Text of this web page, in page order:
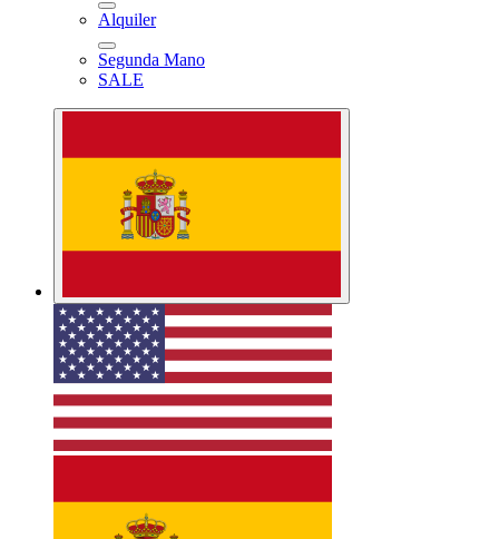
Alquiler
Segunda Mano
SALE